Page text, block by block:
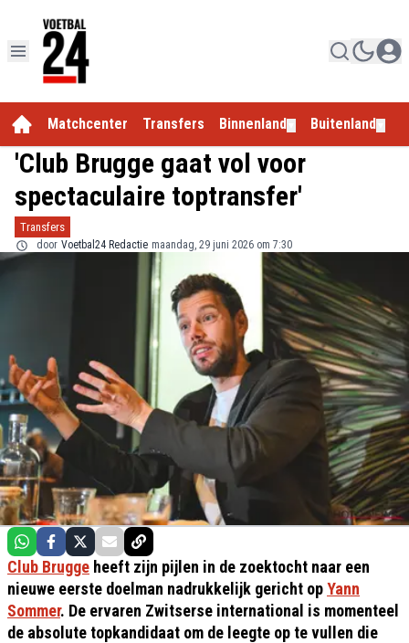
Matchcenter Transfers Binnenland Buitenland
'Club Brugge gaat vol voor
spectaculaire toptransfer'
Transfers
door Voetbal24 Redactie maandag, 29 juni 2026 om 7:30
Club Brugge heeft zijn pijlen in de zoektocht naar een
nieuwe eerste doelman nadrukkelijk gericht opYann
Sommer. De ervaren Zwitserse international is momenteel
de absolute topkandidaat om de leegte op te vullen die